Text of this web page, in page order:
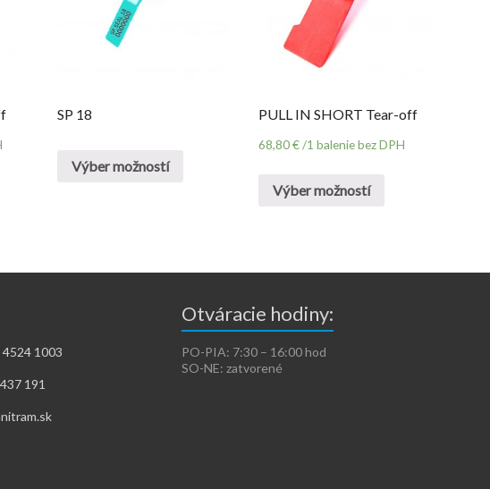
SP 18
Výber možností
PULL IN SHORT Tear-off
68,80€/1 balenie bez DPH
Výber možností
4524 1003
191
Otváracie hodiny:
PO-PIA: 7:30 – 16:00 hod
SO-NE: zatvorené